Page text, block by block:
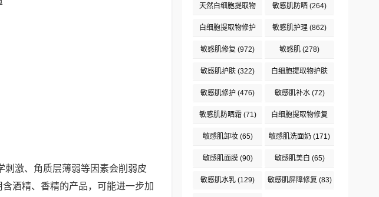
刺激、角质层薄弱等因素会削弱皮
酒精、香精的产品，可能进一步加
(132) (89)
天然白细胞提取物
(187)
敏感肌防晒 (264)
白细胞提取物修护
(191)
敏感肌护理 (862)
敏感肌修复 (972) 敏感肌 (278)
敏感肌护肤 (322) 白细胞提取物护肤
(477)
敏感肌修护 (476) 敏感肌补水(72)
敏感肌防晒霜(71) 白细胞提取物修复
(242)
敏感肌卸妆(65) 敏感肌洗面奶 (171)
敏感肌面膜(90) 敏感肌美白 (65)
敏感肌水乳 (129) 敏感肌屏障修复 (83)